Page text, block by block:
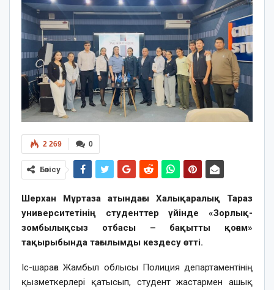
0
2 269
Бөлісу
Шерхан Мұртаза атындағы Халықаралық Тараз
университетінің студенттер үйінде «Зорлық-
зомбылықсыз отбасы – бақытты қоғам»
тақырыбында тағылымды кездесу өтті.
Іс-шараға Жамбыл облысы Полиция департаментінің
қызметкерлері қатысып, студент жастармен ашық